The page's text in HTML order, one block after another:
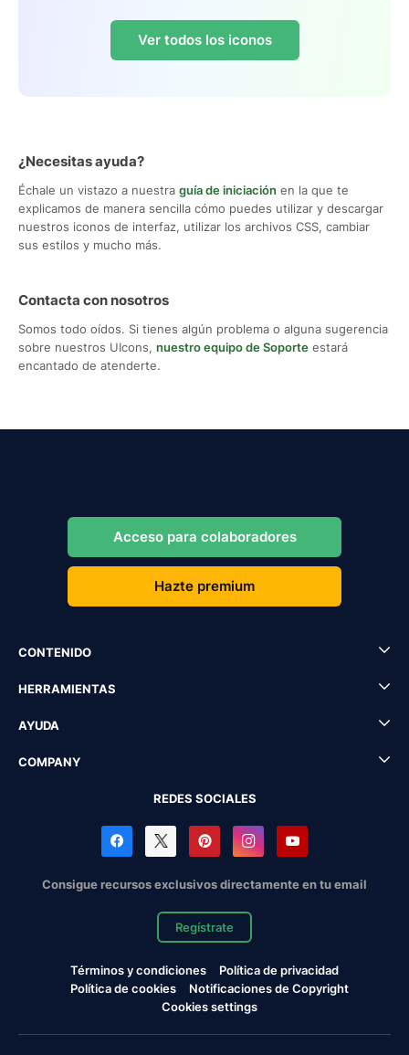
Ver todos los iconos
¿Necesitas ayuda?
Échale un vistazo a nuestra guía de iniciación en la que te
explicamos de manera sencilla cómo puedes utilizar y descargar
nuestros iconos de interfaz, utilizar los archivos CSS, cambiar
sus estilos y mucho más.
Contacta con nosotros
Somos todo oídos. Si tienes algún problema o alguna sugerencia
sobre nuestros UIcons, nuestro equipo de Soporte estará
encantado de atenderte.
Acceso para colaboradores
Hazte premium
CONTENIDO
HERRAMIENTAS
AYUDA
COMPANY
REDES SOCIALES
Consigue recursos exclusivos directamente en tu email
Regístrate
Términos y condiciones
Política de privacidad
Política de cookies
Notificaciones de Copyright
Cookies settings